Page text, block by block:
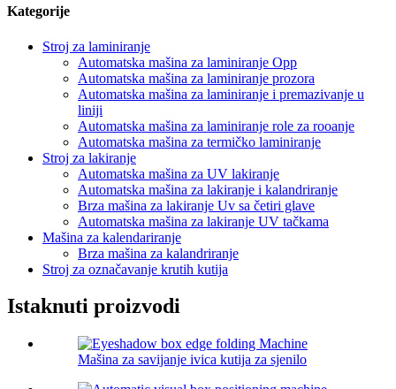
Kategorije
Stroj za laminiranje
Automatska mašina za laminiranje Opp
Automatska mašina za laminiranje prozora
Automatska mašina za laminiranje i premazivanje u
liniji
Automatska mašina za laminiranje role za rooanje
Automatska mašina za termičko laminiranje
Stroj za lakiranje
Automatska mašina za UV lakiranje
Automatska mašina za lakiranje i kalandriranje
Brza mašina za lakiranje Uv sa četiri glave
Automatska mašina za lakiranje UV tačkama
Mašina za kalendariranje
Brza mašina za kalandriranje
Stroj za označavanje krutih kutija
Istaknuti proizvodi
Mašina za savijanje ivica kutija za sjenilo